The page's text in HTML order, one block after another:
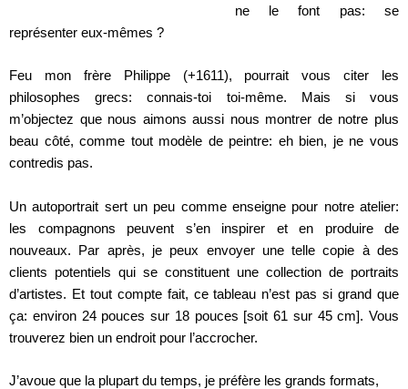
ne le font pas: se
représenter eux-mêmes ?
Feu mon frère Philippe (+1611), pourrait vous citer les
philosophes grecs: connais-toi toi-même. Mais si vous
m’objectez que nous aimons aussi nous montrer de notre plus
beau côté, comme tout modèle de peintre: eh bien, je ne vous
contredis pas.
Un autoportrait sert un peu comme enseigne pour notre atelier:
les compagnons peuvent s’en inspirer et en produire de
nouveaux. Par après, je peux envoyer une telle copie à des
clients potentiels qui se constituent une collection de portraits
d’artistes. Et tout compte fait, ce tableau n’est pas si grand que
ça: environ 24 pouces sur 18 pouces [soit 61 sur 45 cm]. Vous
trouverez bien un endroit pour l’accrocher.
J’avoue que la plupart du temps, je préfère les grands formats,